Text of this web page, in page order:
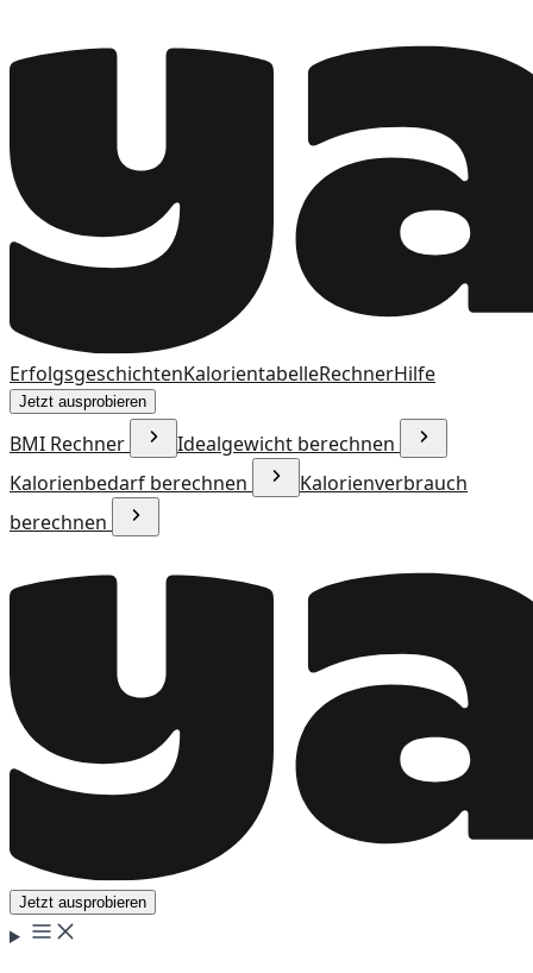
ErfolgsgeschichtenKalorientabelleRechnerHilfe
Jetzt ausprobieren
BMI Rechner
Idealgewicht berechnen
Kalorienbedarf berechnen
Kalorienverbrauch
berechnen
Jetzt ausprobieren